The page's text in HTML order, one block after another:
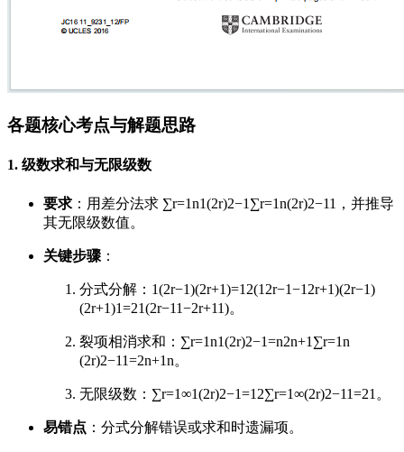
各题核心考点与解题思路
1. 级数求和与无限级数
要求 ：用差分法求 ∑r=1n1(2r)2−1 ∑r=1n(2r)2−11 ，并推导
其无限级数值。
关键步骤 ：
分式分解： 1(2r−1)(2r+1)=12(12r−1−12r+1)(2r−1)
(2r+1)1=21(2r−11−2r+11)。
裂项相消求和： ∑r=1n1(2r)2−1=n2n+1 ∑r=1n
(2r)2−11=2n+1n。
无限级数： ∑r=1∞1(2r)2−1=12∑r=1∞(2r)2−11=21 。
易错点 ：分式分解错误或求和时遗漏项。